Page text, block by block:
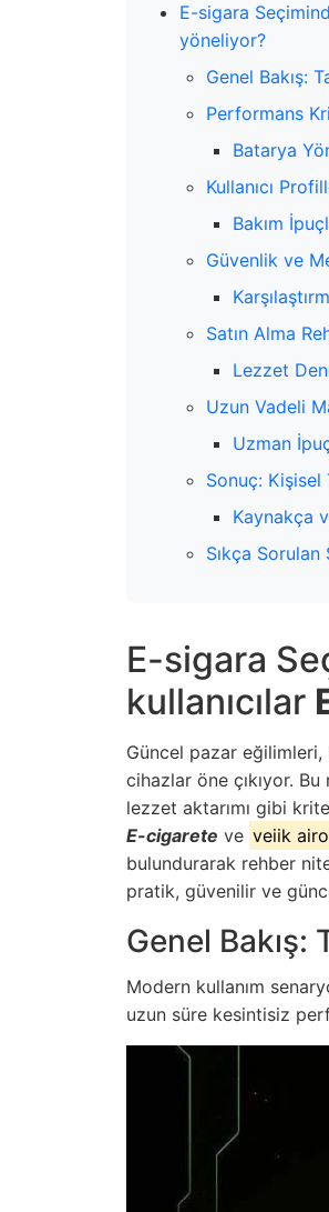
E-sigara
yöneliyor?
Genel Bakış:
Performans
Batarya
Kullanıcı
Bakım
Güvenlik ve
Satın Alma
Lezzet
Uzun Vadeli
Uzman
Sonuç:
Kaynakça
Sıkça Sorulan
E-sigara
kullanıcılar
Güncel pazar eğilimleri,
cihazlar öne çıkıyor.
lezzet aktarımı gibi
E-cigarete ve veiik
bulundurarak rehber
pratik, güvenilir ve
Genel Bakış:
Modern kullanım
uzun süre kesintisiz